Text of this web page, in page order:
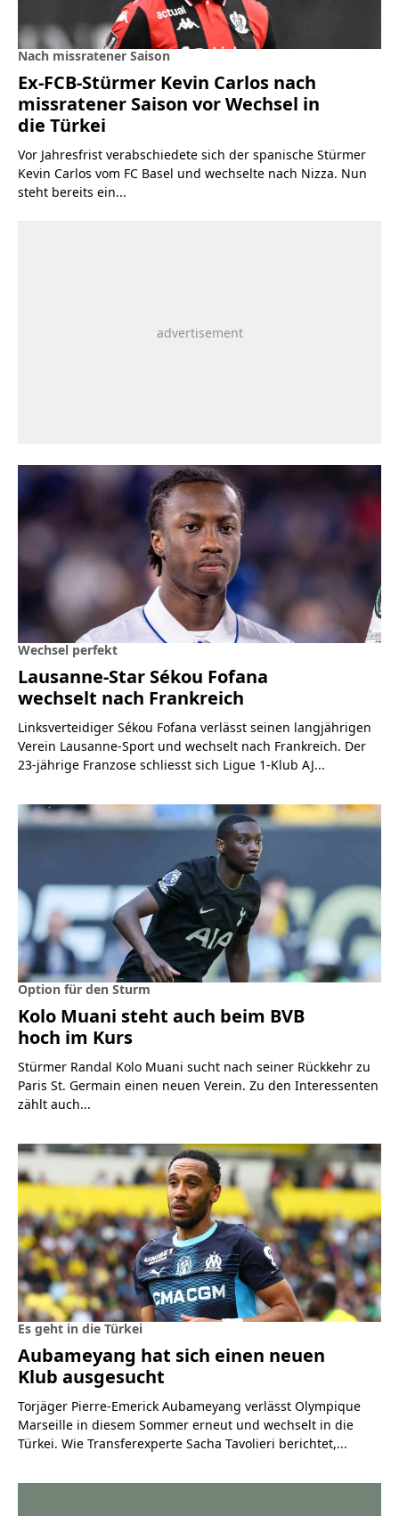
Nach missratener Saison
Ex-FCB-Stürmer Kevin Carlos nach
missratener Saison vor Wechsel in
die Türkei
Vor Jahresfrist verabschiedete sich der spanische Stürmer
Kevin Carlos vom FC Basel und wechselte nach Nizza. Nun
steht bereits ein...
Wechsel perfekt
Lausanne-Star Sékou Fofana
wechselt nach Frankreich
Linksverteidiger Sékou Fofana verlässt seinen langjährigen
Verein Lausanne-Sport und wechselt nach Frankreich. Der
23-jährige Franzose schliesst sich Ligue 1-Klub AJ...
Option für den Sturm
Kolo Muani steht auch beim BVB
hoch im Kurs
Stürmer Randal Kolo Muani sucht nach seiner Rückkehr zu
Paris St. Germain einen neuen Verein. Zu den Interessenten
zählt auch...
Es geht in die Türkei
Aubameyang hat sich einen neuen
Klub ausgesucht
Torjäger Pierre-Emerick Aubameyang verlässt Olympique
Marseille in diesem Sommer erneut und wechselt in die
Türkei. Wie Transferexperte Sacha Tavolieri berichtet,...